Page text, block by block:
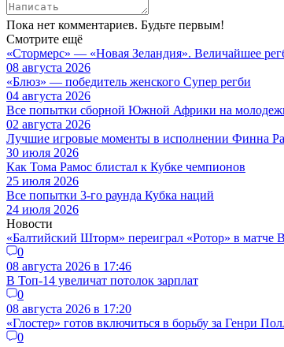
Пока нет комментариев. Будьте первым!
Смотрите ещё
«Стормерс» — «Новая Зеландия». Величайшее
08 августа 2026
«Блюз» — победитель женского Супер регби
04 августа 2026
Все попытки сборной Южной Африки на
02 августа 2026
Лучшие игровые моменты в исполнении Финна
30 июля 2026
Как Тома Рамос блистал к Кубке чемпионов
25 июля 2026
Все попытки 3-го раунда Кубка наций
24 июля 2026
Новости
«Балтийский Шторм» переиграл «Ротор» в матче
0
08 августа 2026 в 17:46
В Топ-14 увеличат потолок зарплат
0
08 августа 2026 в 17:20
«Глостер» готов включиться в борьбу за Генри
0